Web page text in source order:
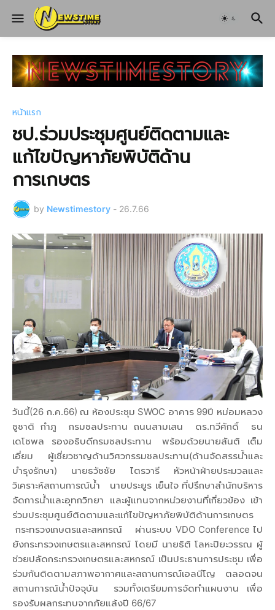
หน้าแรก
ชป.ร่วมประชุมศูนย์ติดตามและ
แก้ไขปัญหาภัยพิบัติด้าน
การเกษตร
by Newstimestory - 26.7.66
วันนี้(26 ก.ค.66) ณ ห้องประชุม SWOC อาคาร 99ปี หม่อมหลวง
ชูชาติ กำภู กรมชลประทาน ถนนสามเสน ดร.ทวีศักดิ์ ธน
เดโชพล รองอธิบดีกรมชลประทาน พร้อมด้วยนายสันติ เต็ม
เอี่ยม ผู้เชี่ยวชาญด้านวิศวกรรมชลประทาน(ด้านจัดสรรน้ำและ
บำรุงรักษา) นายธวัชชัย ไตรวารี หัวหน้าฝ่ายประมวลและ
วิเคราะห์สถานการณ์น้ำ นายประยูร เย็นใจ ที่ปรึกษาสำนักบริหาร
จัดการน้ำและอุทกวิทยา และผู้แทนจากหน่วยงานที่เกี่ยวข้อง เข้า
ร่วมประชุมศูนย์ติดตามและแก้ไขปัญหาภัยพิบัติด้านการเกษตร
กระทรวงเกษตรและสหกรณ์ ผ่านระบบ VDO Conference ไป
ยังกระทรวงเกษตรและสหกรณ์ โดยมี นายธิติ โลหะปิยะวรรณ ผู้
ช่วยปลัดกระทรวงเกษตรและสหกรณ์ เป็นประธานการประชุม เพื่อ
ร่วมกันติดตามสภาพอากาศและสถานการณ์เอลนีโญ ตลอดจน
สถานการณ์น้ำปัจจุบัน รวมทั้งเตรียมการจัดทำแผนงาน เพื่อ
รองรับผลกระทบจากภัยแล้งปี 66/67